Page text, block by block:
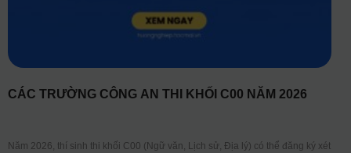
CÁC TRƯỜNG CÔNG AN THI KHỐI C00 NĂM 2026
Năm 2026, thí sinh thi khối C00 (Ngữ văn, Lịch sử, Địa lý) có thể đăng ký xét